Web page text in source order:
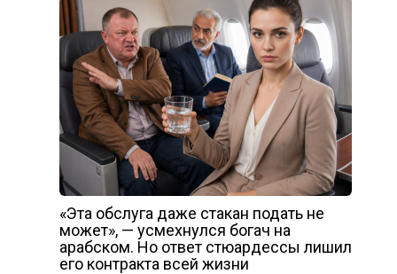
«Эта обслуга даже стакан подать не
может», — усмехнулся богач на
арабском. Но ответ стюардессы лишил
его контракта всей жизни